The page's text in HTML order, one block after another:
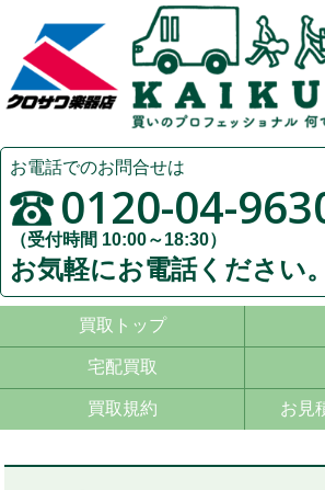
お電話でのお問合せは
0120-04-
（受付時間 10:00～18:30）
お気軽にお電話ください。
買取トップ
宅配買取
買取規約 お見